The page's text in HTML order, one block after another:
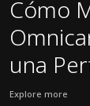
Cómo
una
Offline
Explore more